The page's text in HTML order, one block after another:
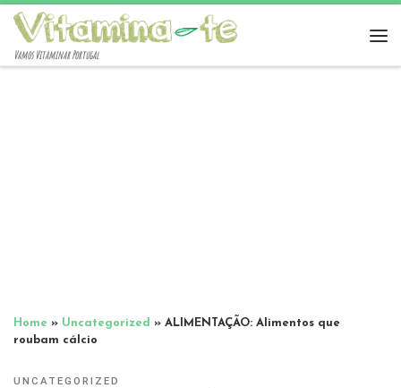
Vamos Vitaminar Portugal
Home » Uncategorized » ALIMENTAÇÃO: Alimentos que
roubam cálcio
UNCATEGORIZED